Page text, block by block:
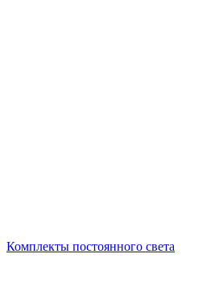
Комплекты постоянного света